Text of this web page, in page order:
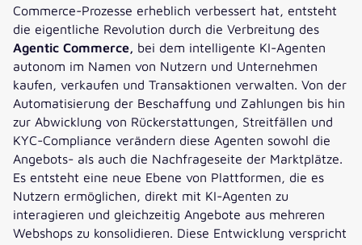
Commerce-Prozesse erheblich verbessert hat, entsteht
die eigentliche Revolution durch die Verbreitung des
Agentic Commerce, bei dem intelligente KI-Agenten
autonom im Namen von Nutzern und Unternehmen
kaufen, verkaufen und Transaktionen verwalten. Von der
Automatisierung der Beschaffung und Zahlungen bis hin
zur Abwicklung von Rückerstattungen, Streitfällen und
KYC-Compliance verändern diese Agenten sowohl die
Angebots- als auch die Nachfrageseite der Marktplätze.
Es entsteht eine neue Ebene von Plattformen, die es
Nutzern ermöglichen, direkt mit KI-Agenten zu
interagieren und gleichzeitig Angebote aus mehreren
Webshops zu konsolidieren. Diese Entwicklung verspricht